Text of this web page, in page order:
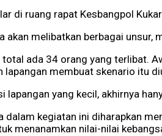
di ruang rapat Kesbangpol
akan melibatkan berbagai unsur,
total ada 34 orang yang terlibat.
lapangan membuat skenario itu
lapangan yang kecil, akhirnya
dalam kegiatan ini diharapkan
menanamkan nilai-nilai